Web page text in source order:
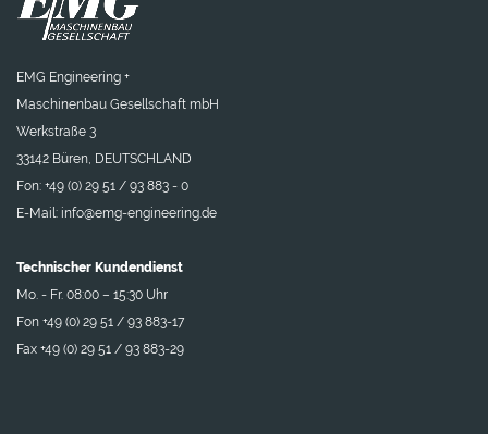
EMG Engineering +
Maschinenbau Gesellschaft mbH
Werkstraße 3
33142 Büren, DEUTSCHLAND
Fon: +49 (0) 29 51 / 93 883 - 0
E-Mail: info@emg-engineering.de
Technischer Kundendienst
Mo. - Fr. 08:00 – 15:30 Uhr
Fon +49 (0) 29 51 / 93 883-17
Fax +49 (0) 29 51 / 93 883-29